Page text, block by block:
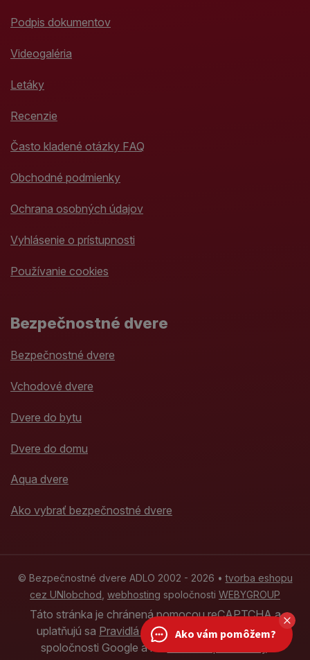
Podpis dokumentov
Videogaléria
Letáky
Recenzie
Často kladené otázky FAQ
Obchodné podmienky
Ochrana osobných údajov
Vyhlásenie o prístupnosti
Používanie cookies
Bezpečnostné dvere
Bezpečnostné dvere
Vchodové dvere
Dvere do bytu
Dvere do domu
Aqua dvere
Ako vybrať bezpečnostné dvere
© Bezpečnostné dvere ADLO 2002 - 2026 •tvorba eshopu
cez UNIobchod webhosting spoločnosti WEBYGROUP
Táto stránka je chránená pomocou reCAPTCHA a
uplatňujú sa Pravidlá ochrany osobných údajov
spoločnosti Google a ich
Ako vám pomôžem?